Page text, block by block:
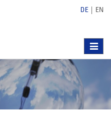
DE | EN
Toggle